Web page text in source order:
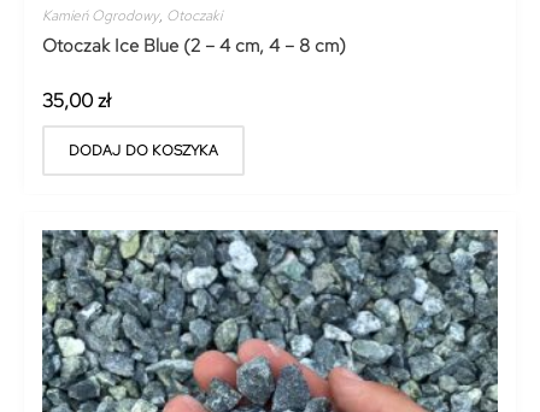
Kamień Ogrodowy, Otoczaki
Otoczak Ice Blue (2 – 4 cm, 4 – 8 cm)
35,00zł
DODAJ DO KOSZYKA